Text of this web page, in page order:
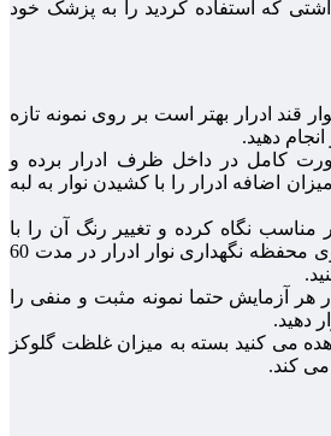
که استفاده کردید را به پزشک خود
قند ادرار بهتر است بر روی نمونه تازه
دهید.
کامل در داخل ظرف ادرار برده و
اضافه ادرار را با کشیدن نوار به لبه
مناسب نگاه کرده و تغییر رنگ آن را با
برچسب شاخص روی محفظه نگهداری نوار ادرار در مدت 60
آزمایش حتما نمونه مثبت و منفی را
دهید.
می کنید بسته به میزان غلظت گلوکز
می کند.